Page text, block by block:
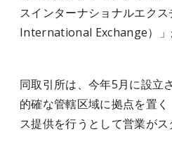
スインターナショナルエク
International Exchange）」
同取引所は、今年5月に設立
的確な管轄区域に拠点を置
ス提供を行うとして営業がス